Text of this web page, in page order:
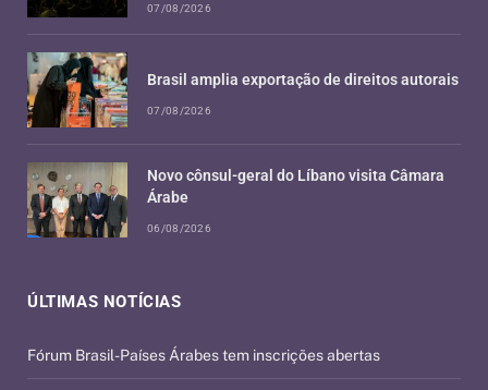
ÚLTIMAS NOTÍCIAS
Fórum Brasil-Países Árabes tem inscrições abertas
07/08/2026
Brasil amplia exportação de direitos autorais
07/08/2026
Novo cônsul-geral do Líbano visita Câmara
Árabe
06/08/2026